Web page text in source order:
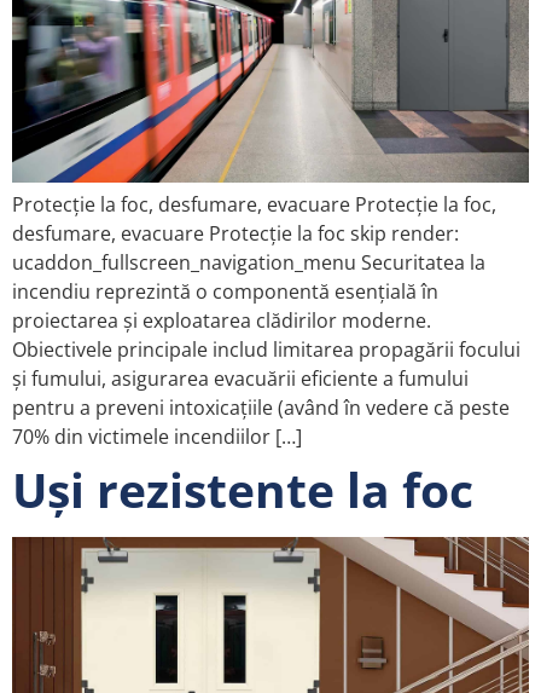
Protecție la foc, desfumare, evacuare Protecție la foc,
desfumare, evacuare Protecție la foc skip render:
ucaddon_fullscreen_navigation_menu Securitatea la
incendiu reprezintă o componentă esențială în
proiectarea și exploatarea clădirilor moderne.
Obiectivele principale includ limitarea propagării focului
și fumului, asigurarea evacuării eficiente a fumului
pentru a preveni intoxicațiile (având în vedere că peste
70% din victimele incendiilor […]
Uși rezistente la foc